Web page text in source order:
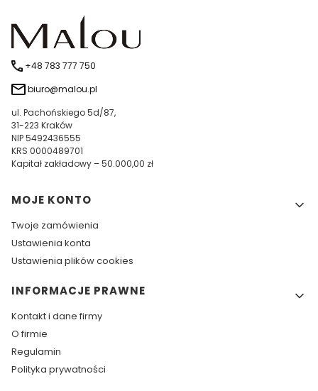
+48 783 777 750
biuro@malou.pl
ul. Pachońskiego 5d/87,
31-223 Kraków
NIP 5492436555
KRS 0000489701
Kapitał zakładowy – 50.000,00 zł
Linki w stopce
MOJE KONTO
Twoje zamówienia
Ustawienia konta
Ustawienia plików cookies
INFORMACJE PRAWNE
Kontakt i dane firmy
O firmie
Regulamin
Polityka prywatności